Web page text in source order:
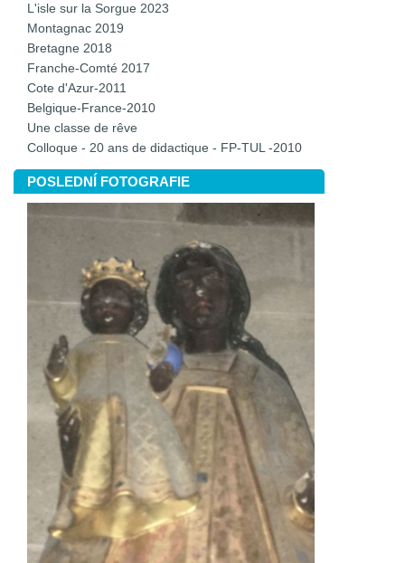
L'isle sur la Sorgue 2023
Montagnac 2019
Bretagne 2018
Franche-Comté 2017
Cote d'Azur-2011
Belgique-France-2010
Une classe de rêve
Colloque - 20 ans de didactique - FP-TUL -2010
POSLEDNÍ FOTOGRAFIE